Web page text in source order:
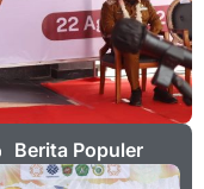
Berita Populer